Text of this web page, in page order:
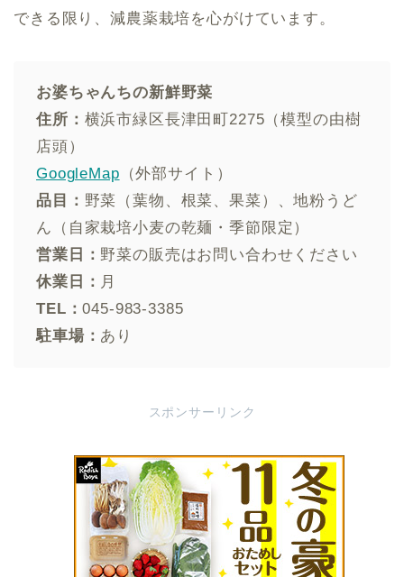
できる限り、減農薬栽培を心がけています。
お婆ちゃんちの新鮮野菜
住所： 横浜市緑区長津田町2275（模型の由樹
店頭）
GoogleMap （外部サイト）
品目： 野菜（葉物、根菜、果菜）、地粉うど
ん（自家栽培小麦の乾麺・季節限定）
営業日： 野菜の販売はお問い合わせください
休業日： 月
TEL：045-983-3385
駐車場： あり
スポンサーリンク